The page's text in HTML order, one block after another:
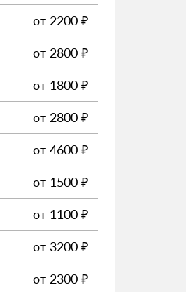
от 2200 ₽
от 2800 ₽
от 1800 ₽
от 2800 ₽
от 4600 ₽
от 1500 ₽
от 1100 ₽
от 3200 ₽
от 2300 ₽